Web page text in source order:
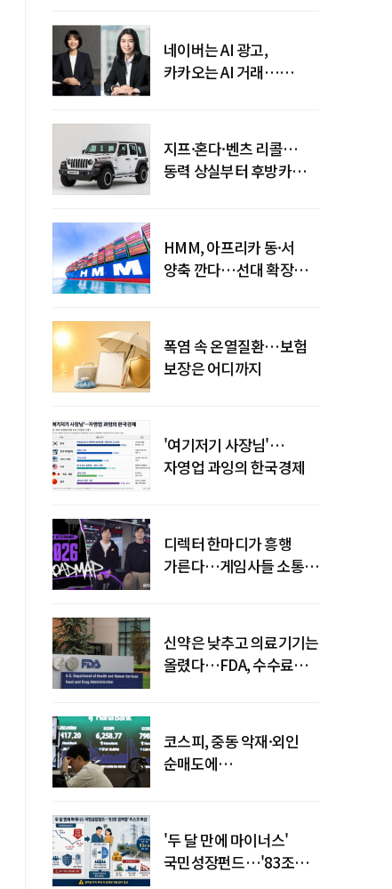
네이버는 AI 광고,
카카오는 AI 거래…
지프·혼다·벤츠 리콜…
동력 상실부터 후방카메라
HMM, 아프리카 동·서
양축 깐다…선대 확장
폭염 속 온열질환…보험
보장은 어디까지
'여기저기 사장님'…
자영업 과잉의 한국경제
디렉터 한마디가 흥행
가른다…게임사들 소통
신약은 낮추고 의료기기는
올렸다…FDA, 수수료
코스피, 중동 악재·외인
순매도에
'두 달 만에 마이너스'
국민성장펀드…'83조